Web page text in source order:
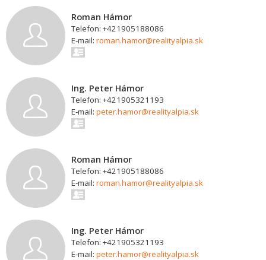
Roman Hámor
Telefon: +421905188086
E-mail: roman.hamor@realityalpia.sk
Ing. Peter Hámor
Telefon: +421905321193
E-mail: peter.hamor@realityalpia.sk
Roman Hámor
Telefon: +421905188086
E-mail: roman.hamor@realityalpia.sk
Ing. Peter Hámor
Telefon: +421905321193
E-mail: peter.hamor@realityalpia.sk